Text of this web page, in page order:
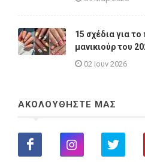
15 σχέδια για
μανικιούρ του
02 Ιουν 2026
ΑΚΟΛΟΥΘΗΣΤΕ ΜΑΣ